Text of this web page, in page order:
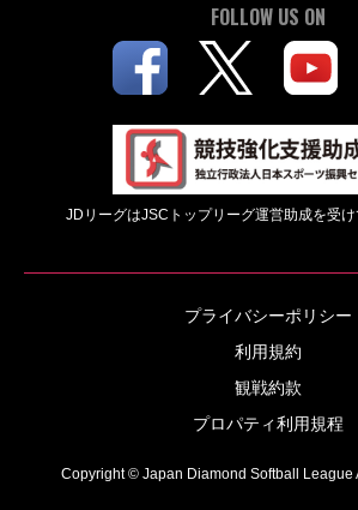
FOLLOW US ON
JDリーグはJSCトップリーグ運営助成を受
プライバシーポリシー
利用規約
観戦約款
プロパティ利用規程
Copyright © Japan Diamond Softball League